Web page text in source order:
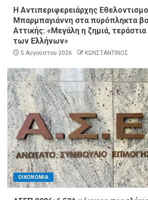
Η Αντιπεριφερειάρχης
Μπαρμπαγιάννη στα πυρόπληκτα
Αττικής: «Μεγάλη η ζημιά,
των Ελλήνων»
5 Αυγούστου 2026 ΚΩΝΣΤΑΝΤΙΝΟΣ
ΟΙΚΟΝΟΜΙΑ